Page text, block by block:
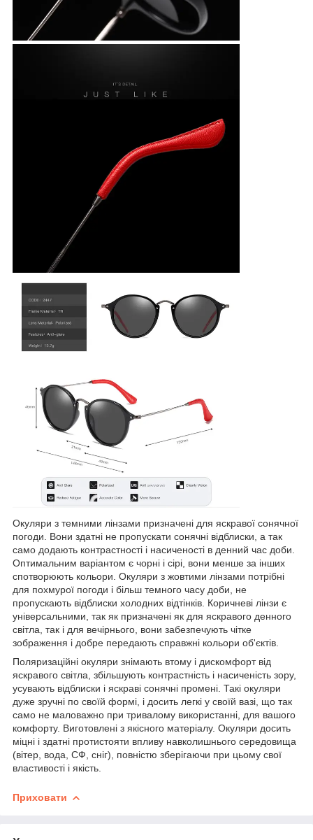
Окуляри з темними лінзами призначені для яскравої сонячної
погоди. Вони здатні не пропускати сонячні відблиски, а так
само додають контрастності і насиченості в денний час доби.
Оптимальним варіантом є чорні і сірі, вони менше за інших
спотворюють кольори. Окуляри з жовтими лінзами потрібні
для похмурої погоди і більш темного часу доби, не
пропускають відблиски холодних відтінків. Коричневі лінзи є
універсальними, так як призначені як для яскравого денного
світла, так і для вечірнього, вони забезпечують чітке
зображення і добре передають справжні кольори об'єктів.
Поляризаційні окуляри знімають втому і дискомфорт від
яскравого світла, збільшують контрастність і насиченість зору,
усувають відблиски і яскраві сонячні промені. Такі окуляри
дуже зручні по своїй формі, і досить легкі у своїй вазі, що так
само не маловажно при тривалому використанні, для вашого
комфорту. Виготовлені з якісного матеріалу. Окуляри досить
міцні і здатні протистояти впливу навколишнього середовища
(вітер, вода, СФ, сніг), повністю зберігаючи при цьому свої
властивості і якість.
Приховати